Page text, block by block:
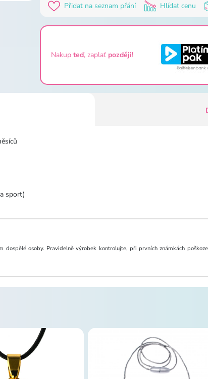
Přidat na seznam přání Hlídat cenu
Nakup teď, zaplať později!
sport)
osoby. Pravidelně výrobek kontrolujte, při prvních známkách